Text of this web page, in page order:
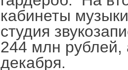
кабинеты
студия
244 млн рублей,
декабря.